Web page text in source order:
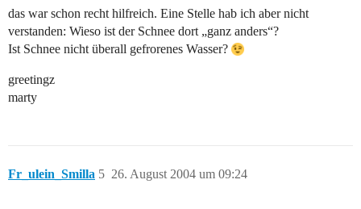
das war schon recht hilfreich. Eine Stelle hab ich aber nicht
verstanden: Wieso ist der Schnee dort „ganz anders“?
Ist Schnee nicht überall gefrorenes Wasser?
greetingz
marty
Fr_ulein_Smilla 26. August 2004 um 09:24
5